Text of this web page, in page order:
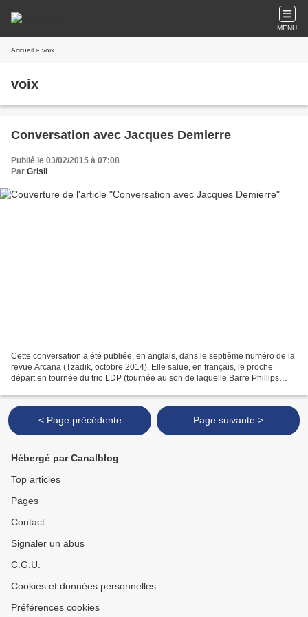
MENU
Accueil » voix
voix
Conversation avec Jacques Demierre
Publié le 03/02/2015 à 07:08
Par Grisli
Cette conversation a été publiée, en anglais, dans le septième numéro de la
revue Arcana (Tzadik, octobre 2014). Elle salue, en français, le proche
départ en tournée du trio LDP (tournée au son de laquelle Barre Phillips
< Page précédente Page suivante >
Hébergé par Canalblog
Top articles
Pages
Contact
Signaler un abus
C.G.U.
Cookies et données personnelles
Préférences cookies